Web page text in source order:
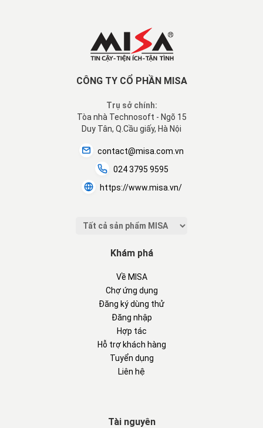
CÔNG TY CỔ PHẦN MISA
Trụ sở chính:
Tòa nhà Technosoft - Ngõ 15
Duy Tân, Q.Cầu giấy, Hà Nội
contact@misa.com.vn
024 3795 9595
https://www.misa.vn/
Khám phá
Về MISA
Chợ ứng dụng
Đăng ký dùng thử
Đăng nhập
Hợp tác
Hỗ trợ khách hàng
Tuyển dụng
Liên hệ
Tài nguyên